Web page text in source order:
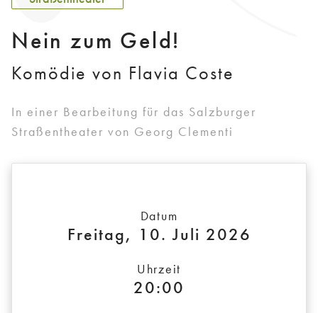
Nein zum Geld!
Komödie von Flavia Coste
In einer Bearbeitung für das Salzburger
Straßentheater von Georg Clementi
Datum
Freitag, 10. Juli 2026
Uhrzeit
20:00